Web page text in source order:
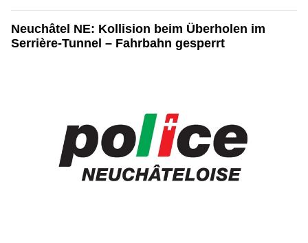
Neuchâtel NE: Kollision beim Überholen im
Serrière-Tunnel – Fahrbahn gesperrt